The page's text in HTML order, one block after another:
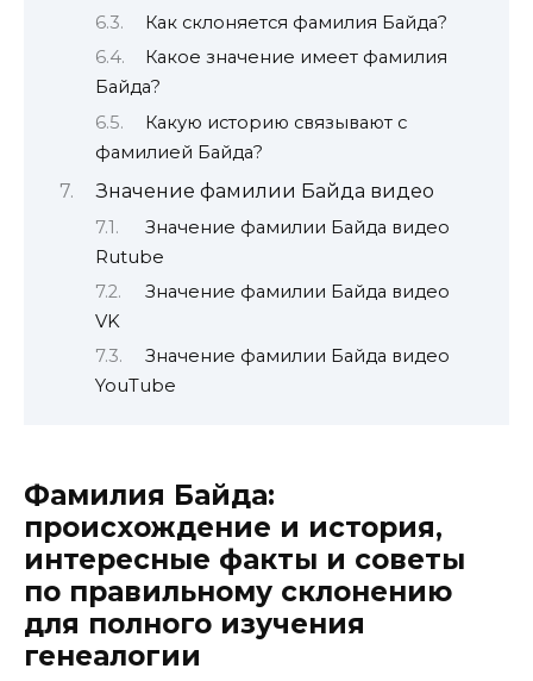
Как склоняется фамилия Байда?
Какое значение имеет фамилия
Байда?
Какую историю связывают с
фамилией Байда?
Значение фамилии Байда видео
Значение фамилии Байда видео
Rutube
Значение фамилии Байда видео
VK
Значение фамилии Байда видео
YouTube
Фамилия Байда:
происхождение и история,
интересные факты и советы
по правильному склонению
для полного изучения
генеалогии